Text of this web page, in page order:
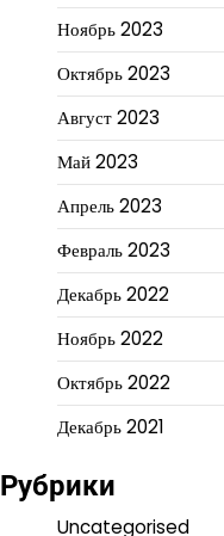
Ноябрь 2023
Октябрь 2023
Август 2023
Май 2023
Апрель 2023
Февраль 2023
Декабрь 2022
Ноябрь 2022
Октябрь 2022
Декабрь 2021
Рубрики
Uncategorised